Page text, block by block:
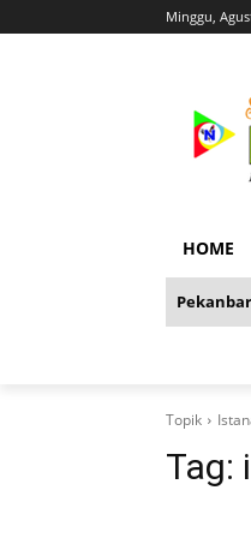
Minggu,
HOME
Topik
Tag: